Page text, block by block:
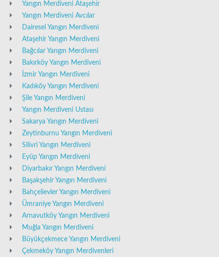
Yangın Merdiveni Ataşehir
Yangın Merdiveni Avcılar
Dairesel Yangın Merdiveni
Ataşehir Yangın Merdiveni
Bağcılar Yangın Merdiveni
Bakırköy Yangın Merdiveni
İzmir Yangın Merdiveni
Kadıköy Yangın Merdiveni
Şile Yangın Merdiveni
Yangın Merdiveni Ustası
Sakarya Yangın Merdiveni
Zeytinburnu Yangın Merdiveni
Silivri Yangın Merdiveni
Eyüp Yangın Merdiveni
Diyarbakır Yangın Merdiveni
Başakşehir Yangın Merdiveni
Bahçelievler Yangın Merdiveni
Ümraniye Yangın Merdiveni
Arnavutköy Yangın Merdiveni
Muğla Yangın Merdiveni
Büyükçekmece Yangın Merdiveni
Çekmeköy Yangın Merdivenleri